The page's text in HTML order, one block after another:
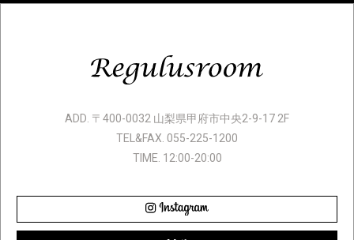
ADD. 〒400-0032 山梨県甲府市中央2-9-17 2F
TEL&FAX. 055-225-1200
TIME. 12:00-20:00